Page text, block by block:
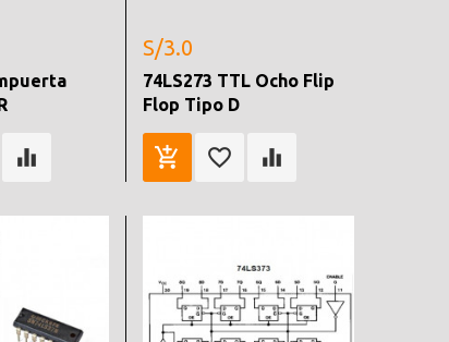
S/3.0
74LS273 TTL Ocho Flip
Flop Tipo D